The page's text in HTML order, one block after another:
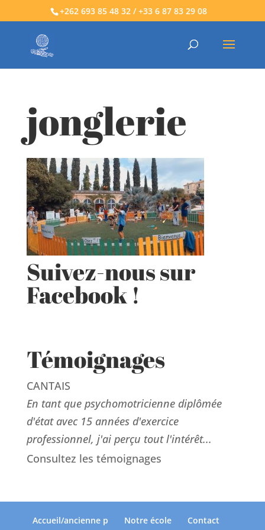
+262 693 85 48 32 / +33 6 87 83 29 08
jonglerie
Suivez-nous sur
Facebook !
Témoignages
CANTAIS
En tant que psychomotricienne diplômée
d'état avec 15 années d'exercice
professionnel, j'ai perçu tout l'intérêt...
Consultez les témoignages
Accueil/ancienne p Notre école Contact